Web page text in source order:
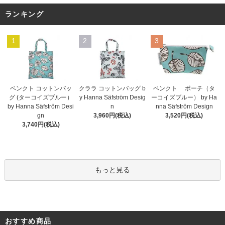
ランキング
1
ベンクト コットンバッ
グ (ターコイズブルー）
by Hanna Säfström Desi
gn
3,740円(税込)
2
クララ コットンバッグ b
y Hanna Säfström Desig
n
3,960円(税込)
3
ベンクト ポーチ（タ
ーコイズブルー） by Ha
nna Säfström Design
3,520円(税込)
もっと見る
おすすめ商品